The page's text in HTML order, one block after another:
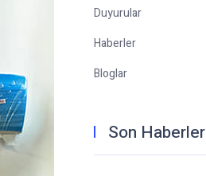
Duyurular
Haberler
Bloglar
Son Haberler